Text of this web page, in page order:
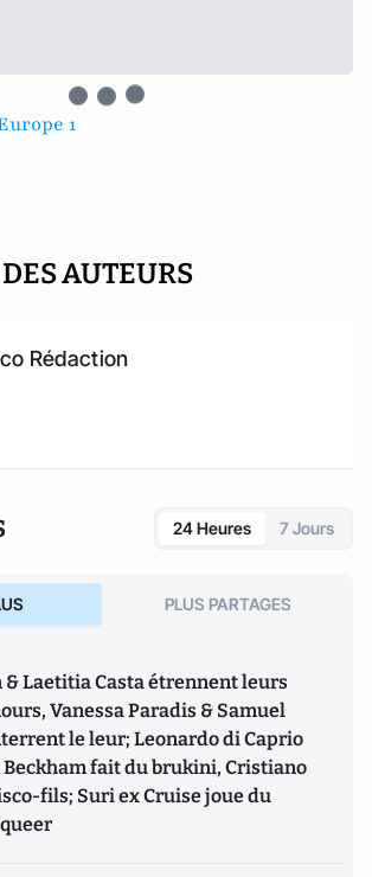
1
AUTEURS
Rédaction
24 Heures 7 Jours
PLUS PARTAGES
& Laetitia Casta étrennent leurs
Vanessa Paradis & Samuel
le leur; Leonardo di Caprio
fait du brukini, Cristiano
fils; Suri ex Cruise joue du